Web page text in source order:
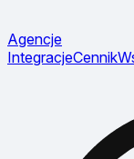
Agencje
IntegracjeCennik